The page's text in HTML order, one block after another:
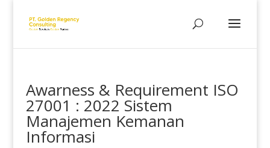
Awarness & Requirement ISO
27001 : 2022 Sistem
Manajemen Kemanan
Informasi